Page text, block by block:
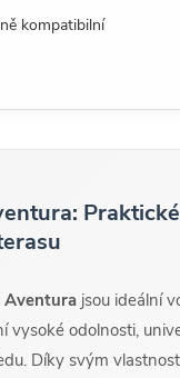
kompatibilní
Aventura jsou ideální
vysoké odolnosti,
Díky svým